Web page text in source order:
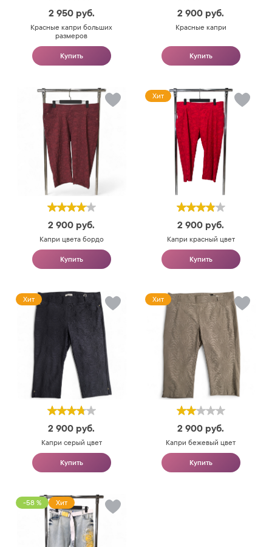
2 950 руб.
Красные капри больших
размеров
Купить
2 900 руб.
Красные капри
Купить
2 900 руб.
Капри цвета бордо
Купить
Хит
2 900 руб.
Капри красный цвет
Купить
Хит
2 900 руб.
Капри серый цвет
Купить
Хит
2 900 руб.
Капри бежевый цвет
Купить
-58 % Хит